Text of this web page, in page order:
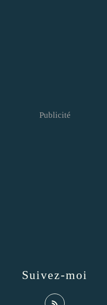
Suivez-moi
Publicité